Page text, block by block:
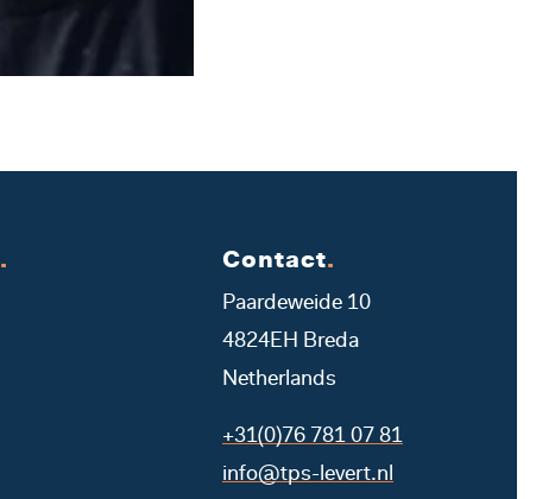
. Contact.
Paardeweide 10
4824EH Breda
Netherlands
+31(0)76 781 07 81
info@tps-levert.nl